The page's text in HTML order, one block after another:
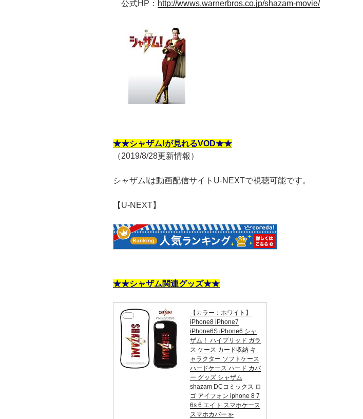
公式HP： http://wwws.warnerbros.co.jp/shazam-movie/
★★シャザム!が見れるVOD★★
（2019/8/28更新情報）
シャザム!は動画配信サイトU-NEXTで視聴可能です。
【U-NEXT】
★★シャザム関連グッズ★★
【カラー：ホワイト】
iPhone8 iPhone7
iPhone6S iPhone6 シャ
ザム！ ハイブリッド ガラ
ス ケース カード収納 キ
ャラクター ソフトケース
ハードケース ハード カバ
ー グッズ シャザム
shazam DCコミックス ロ
ゴ アイフォン iphone 8 7
6s 6 エイト スマホケース
スマホカバー s-